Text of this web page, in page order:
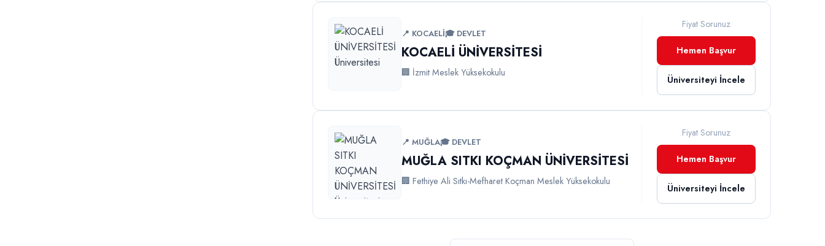
📍 KOCAELİ🎓 DEVLET
KOCAELİ ÜNİVERSİTESİ
🏢 İzmit Meslek Yüksekokulu
Fiyat Sorunuz
Hemen Başvur
Üniversiteyi İncele
📍 MUĞLA🎓 DEVLET
MUĞLA SITKI KOÇMAN ÜNİVERSİTESİ
🏢 Fethiye Ali Sıtkı-Mefharet Koçman Meslek Yüksekokulu
Fiyat Sorunuz
Hemen Başvur
Üniversiteyi İncele